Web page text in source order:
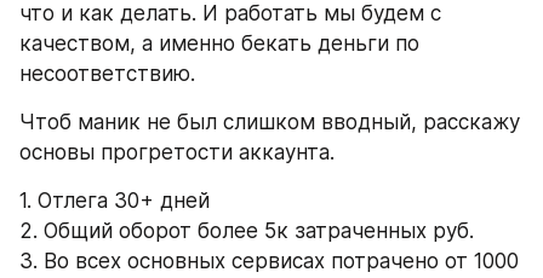
что и как делать. И работать мы будем с
качеством, а именно бекать деньги по
несоответствию.
Чтоб маник не был слишком вводный, расскажу
основы прогретости аккаунта.
1. Отлега 30+ дней
2. Общий оборот более 5к затраченных руб.
3. Во всех основных сервисах потрачено от 1000